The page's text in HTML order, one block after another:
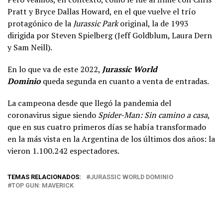
Pratt y Bryce Dallas Howard, en el que vuelve el trío
protagónico de la Jurassic Parkoriginal, la de 1993
dirigida por Steven Spielberg (Jeff Goldblum, Laura Dern
y Sam Neill).
En lo que va de este 2022, Jurassic World
Dominioqueda segunda en cuanto a venta de entradas.
La campeona desde que llegó la pandemia del
coronavirus sigue siendo Spider-Man: Sin camino a casa,
que en sus cuatro primeros días se había transformado
en la más vista en la Argentina de los últimos dos años: la
vieron 1.100.242 espectadores.
TEMAS RELACIONADOS:
JURASSIC WORLD DOMINIO
TOP GUN: MAVERICK